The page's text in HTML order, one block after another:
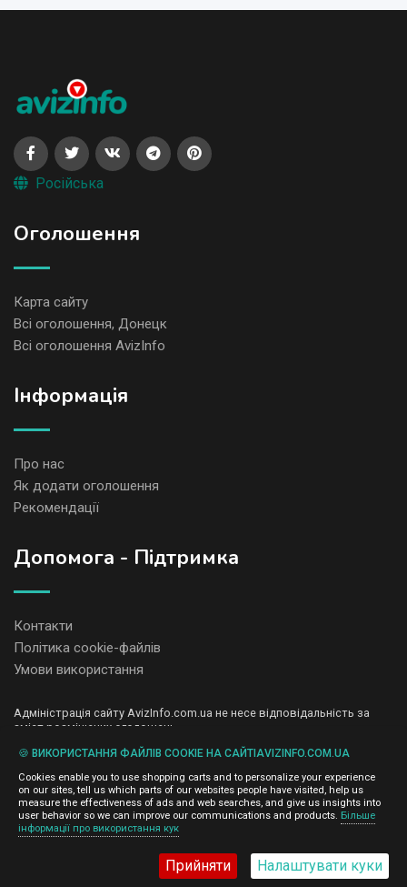
Російська
Оголошення
Карта сайту
Всі оголошення, Донецк
Всі оголошення AvizInfo
Iнформація
Про нас
Як додати оголошення
Рекомендації
Допомога - Підтримка
Контакти
Політика cookie-файлів
Умови використання
Адміністрація сайту AvizInfo.com.ua не несе відповідальність за
зміст розміщених оголошень.
і не продаємо особисту інформацію зареєстрованих користувачів
AvizInfo.com.ua третім особам. Ми не відповідаємо за правила
конфіденційності сайтів на які посилається AvizInfo.com.ua. На
деяких сторінках нашого сайту представлена реклама Google
Adsense Advertising Network. Щоб дізнатися детальніше про
правила конфіденційності Google
🍪 ВИКОРИСТАННЯ ФАЙЛІВ COOKIE НА САЙТІAVIZINFO.COM.UA
Cookies enable you to use shopping carts and to personalize your experience
on our sites, tell us which parts of our websites people have visited, help us
measure the effectiveness of ads and web searches, and give us insights into
user behavior so we can improve our communications and products. Більше
інформації про використання кук
Прийняти Налаштувати куки